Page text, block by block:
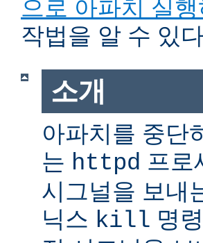
으로 아파치 실행
작법을 알 수 있
소개
아파치를 중단
는 httpd 프로
시그널을 보내
닉스 kill 명